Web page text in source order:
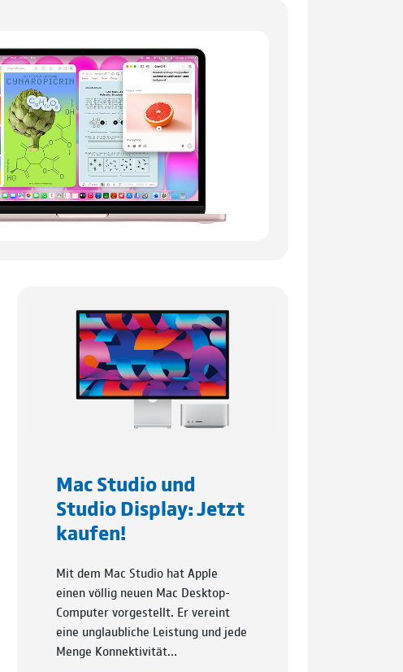
Mac Studio und
Studio Display: Jetzt
kaufen!
Mit dem Mac Studio hat Apple
einen völlig neuen Mac Desktop-
Computer vorgestellt. Er vereint
eine unglaub­liche Leistung und jede
Menge Konnektivität…